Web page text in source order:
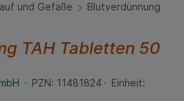
und Gefäße Blutverdünnung
TAH Tabletten 50
PZN: 11481824
Einheit: